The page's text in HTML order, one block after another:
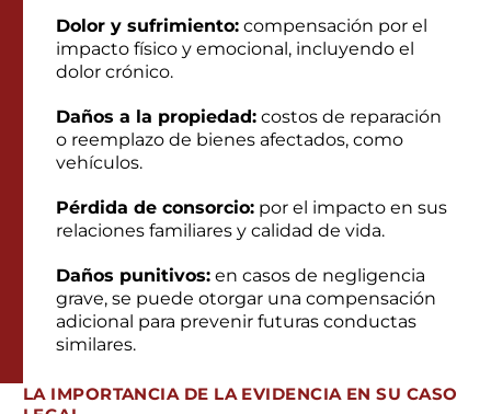
Dolor y sufrimiento: compensación por el
impacto físico y emocional, incluyendo el
dolor crónico.
Daños a la propiedad: costos de reparación
o reemplazo de bienes afectados, como
vehículos.
Pérdida de consorcio: por el impacto en sus
relaciones familiares y calidad de vida.
Daños punitivos: en casos de negligencia
grave, se puede otorgar una compensación
adicional para prevenir futuras conductas
similares.
LA IMPORTANCIA DE LA EVIDENCIA EN SU CASO